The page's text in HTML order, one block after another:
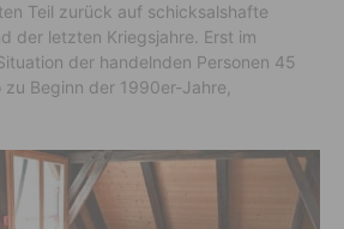
Teil zurück auf schicksalshafte
der letzten Kriegsjahre. Erst im
der handelnden Personen 45
Beginn der 1990er-Jahre,